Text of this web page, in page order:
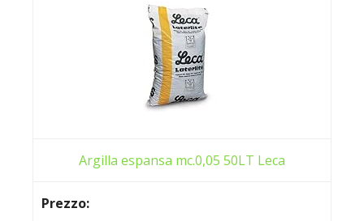
Argilla espansa mc.0,05 50LT Leca